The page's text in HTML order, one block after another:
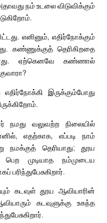
நம் உடலை விடுவிக்கும்
எனினும், எதிர்நோக்கும்
கண்ணுக்குத் தெரிகிறதை
ஏற்கெனவே கண்ணால்
இருக்கும்போது
நமது வலுவற்ற நிலையில்
எதற்காக, எப்படி நாம்
தெரியாது; தூய
முடியாத நம்முடைய
பரிந்துபேசுகிறார்.
கடவுள் தூய ஆவியாரின்
கடவுளுக்கு உகந்த